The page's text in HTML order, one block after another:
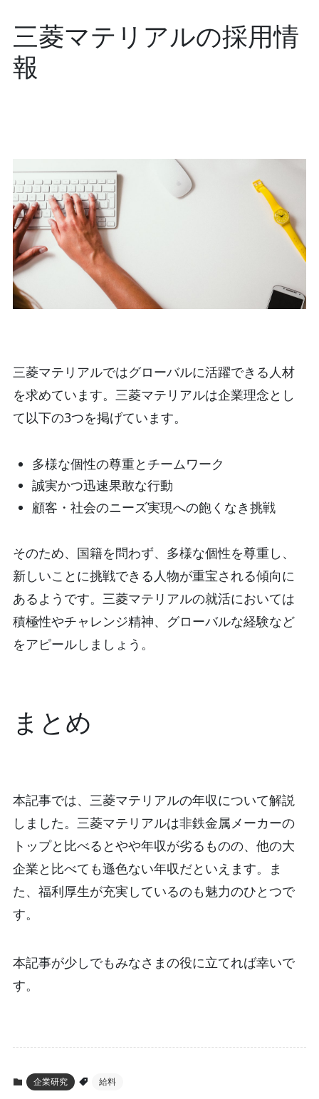
三菱マテリアルの採用情
報
三菱マテリアルではグローバルに活躍できる人材
を求めています。三菱マテリアルは企業理念とし
て以下の3つを掲げています。
多様な個性の尊重とチームワーク
誠実かつ迅速果敢な行動
顧客・社会のニーズ実現への飽くなき挑戦
そのため、国籍を問わず、多様な個性を尊重し、
新しいことに挑戦できる人物が重宝される傾向に
あるようです。三菱マテリアルの就活においては
積極性やチャレンジ精神、グローバルな経験など
をアピールしましょう。
まとめ
本記事では、三菱マテリアルの年収について解説
しました。三菱マテリアルは非鉄金属メーカーの
トップと比べるとやや年収が劣るものの、他の大
企業と比べても遜色ない年収だといえます。ま
た、福利厚生が充実しているのも魅力のひとつで
す。
本記事が少しでもみなさまの役に立てれば幸いで
す。
企業研究 給料